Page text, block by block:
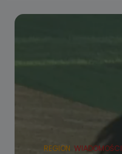
REGION WIADOMOŚCI